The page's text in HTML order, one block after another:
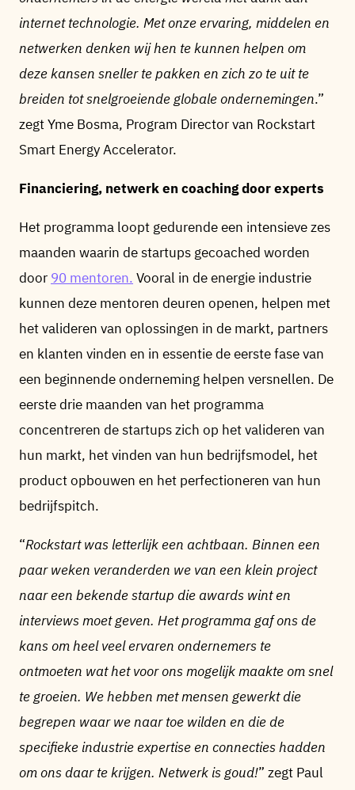
internet technologie. Met onze ervaring, middelen en
netwerken denken wij hen te kunnen helpen om
deze kansen sneller te pakken en zich zo te uit te
breiden tot snelgroeiende globale ondernemingen.”
zegt Yme Bosma, Program Director van Rockstart
Smart Energy Accelerator.
Financiering, netwerk en coaching door experts
Het programma loopt gedurende een intensieve zes
maanden waarin de startups gecoached worden
door 90 mentoren. Vooral in de energie industrie
kunnen deze mentoren deuren openen, helpen met
het valideren van oplossingen in de markt, partners
en klanten vinden en in essentie de eerste fase van
een beginnende onderneming helpen versnellen. De
eerste drie maanden van het programma
concentreren de startups zich op het valideren van
hun markt, het vinden van hun bedrijfsmodel, het
product opbouwen en het perfectioneren van hun
bedrijfspitch.
“Rockstart was letterlijk een achtbaan. Binnen een
paar weken veranderden we van een klein project
naar een bekende startup die awards wint en
interviews moet geven. Het programma gaf ons de
kans om heel veel ervaren ondernemers te
ontmoeten wat het voor ons mogelijk maakte om snel
te groeien. We hebben met mensen gewerkt die
begrepen waar we naar toe wilden en die de
specifieke industrie expertise en connecties hadden
om ons daar te krijgen. Netwerk is goud!” zegt Paul